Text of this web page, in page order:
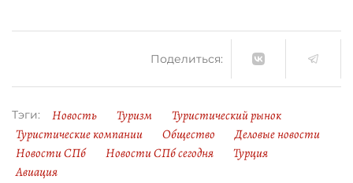
Поделиться:
Тэги: Новость Туризм
Туристический рынок
Туристические компании
Общество
Деловые новости
Новости СПб
Новости СПб сегодня
Турция
Авиация